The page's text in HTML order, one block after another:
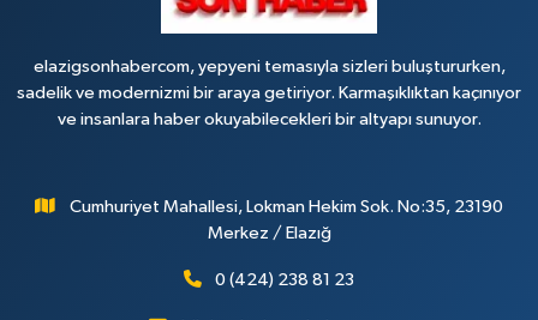
elazigsonhabercom, yepyeni temasıyla sizleri buluştururken,
sadelik ve modernizmi bir araya getiriyor. Karmaşıklıktan kaçınıyor
ve insanlara haber okuyabilecekleri bir altyapı sunuyor.
Cumhuriyet Mahallesi, Lokman Hekim Sok. No:35, 23190
Merkez / Elazığ
0 (424) 238 81 23